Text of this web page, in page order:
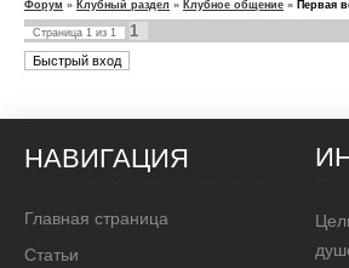
Форум » Клубный раздел » Клубное общение » Первая
Страница 1 из 1 1
НАВИГАЦИЯ
Главная страница
Статьи